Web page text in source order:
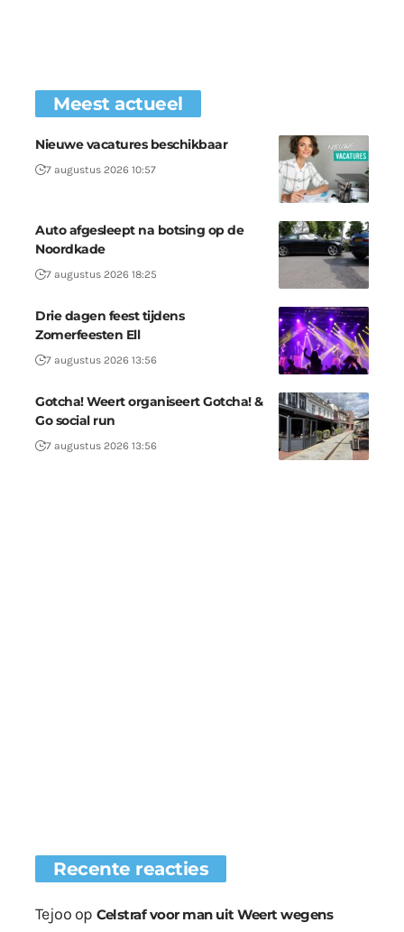
Meest actueel
Nieuwe vacatures beschikbaar
7 augustus 2026 10:57
Auto afgesleept na botsing op de
Noordkade
7 augustus 2026 18:25
Drie dagen feest tijdens
Zomerfeesten Ell
7 augustus 2026 13:56
Gotcha! Weert organiseert Gotcha! &
Go social run
7 augustus 2026 13:56
Recente reacties
Tejoo op Celstraf voor man uit Weert wegens